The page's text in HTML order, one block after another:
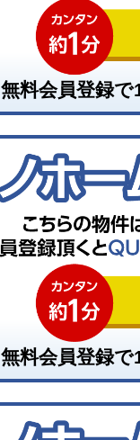
無料会員登録で
無料会員登録で